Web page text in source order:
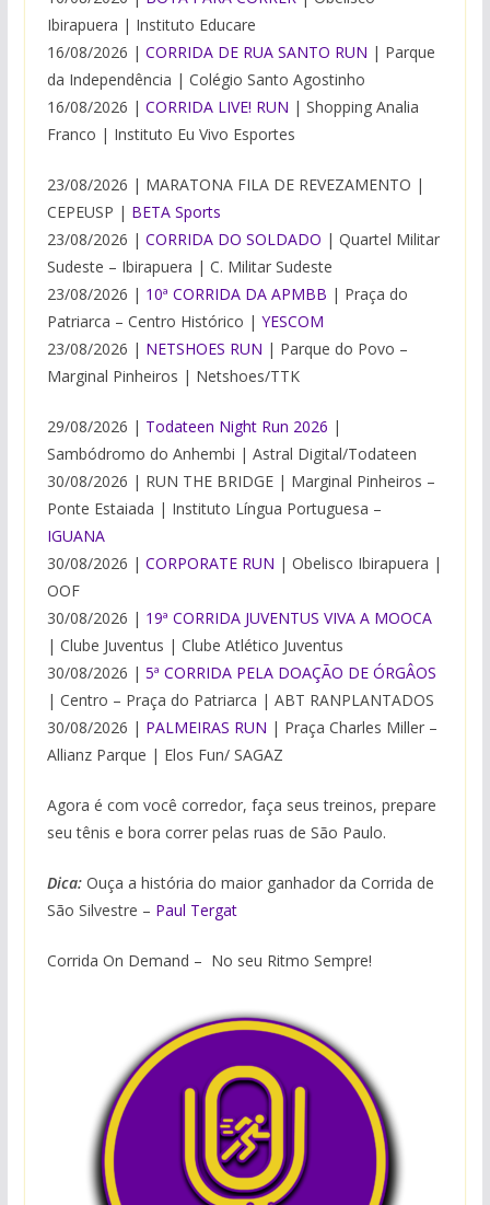
Ibirapuera | Instituto Educare
16/08/2026 | CORRIDA DE RUA SANTO RUN | Parque
da Independência | Colégio Santo Agostinho
16/08/2026 | CORRIDA LIVE! RUN | Shopping Analia
Franco | Instituto Eu Vivo Esportes
23/08/2026 | MARATONA FILA DE REVEZAMENTO |
CEPEUSP | BETA Sports
23/08/2026 | CORRIDA DO SOLDADO | Quartel Militar
Sudeste – Ibirapuera | C. Militar Sudeste
23/08/2026 | 10ª CORRIDA DA APMBB | Praça do
Patriarca – Centro Histórico | YESCOM
23/08/2026 | NETSHOES RUN | Parque do Povo –
Marginal Pinheiros | Netshoes/TTK
29/08/2026 | Todateen Night Run 2026 |
Sambódromo do Anhembi | Astral Digital/Todateen
30/08/2026 | RUN THE BRIDGE | Marginal Pinheiros –
Ponte Estaiada | Instituto Língua Portuguesa –
IGUANA
30/08/2026 | CORPORATE RUN | Obelisco Ibirapuera |
OOF
30/08/2026 | 19ª CORRIDA JUVENTUS VIVA A MOOCA
| Clube Juventus | Clube Atlético Juventus
30/08/2026 | 5ª CORRIDA PELA DOAÇÃO DE ÓRGÂOS
| Centro – Praça do Patriarca | ABT RANPLANTADOS
30/08/2026 | PALMEIRAS RUN | Praça Charles Miller –
Allianz Parque | Elos Fun/ SAGAZ
Agora é com você corredor, faça seus treinos, prepare
seu tênis e bora correr pelas ruas de São Paulo.
Dica: Ouça a história do maior ganhador da Corrida de
São Silvestre – Paul Tergat
Corrida On Demand – No seu Ritmo Sempre!